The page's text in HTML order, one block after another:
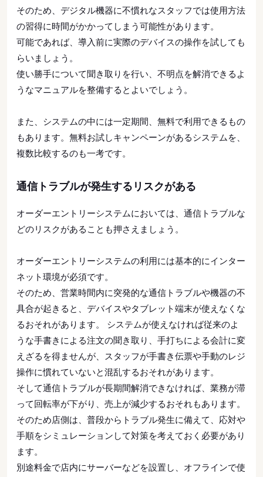
そのため、デジタル機器に不慣れなスタッフでは使用方法
の習得に時間がかかってしまう可能性があります。
可能であれば、導入前に実際のデバイスの操作を試しても
らいましょう。
使い勝手について聞き取りを行い、不明点を解消できるよ
うなマニュアルを整備するとよいでしょう。
また、システムの中には一定期間、無料で利用できるもの
もあります。無料お試しキャンペーンがあるシステムを、
複数比較するのも一考です。
通信トラブルが発生するリスクがある
オーダーエントリーシステムにおいては、通信トラブルな
どのリスクがあることも押さえましょう。
オーダーエントリーシステムの利用には基本的にインター
ネット環境が必須です。
そのため、営業時間内に突発的な通信トラブルや機器の不
具合が起きると、デバイスやタブレット端末が使えなくな
るおそれがあります。 システムが使えなければ従来のよ
うな手書きによる注文の聞き取り、手打ちによる会計に変
えざるを得ませんが、スタッフが手書き伝票や手動のレジ
操作に慣れていないと混乱するおそれがあります。
そして通信トラブルが長期間解消できなければ、業務が滞
って回転率が下がり、売上が減少するおそれもあります。
そのため店側は、普段からトラブル発生に備えて、応対や
手順をシミュレーションして対策を考えておく必要があり
ます。
別途料金で店内にサーバーなどを設置し、オフラインで使